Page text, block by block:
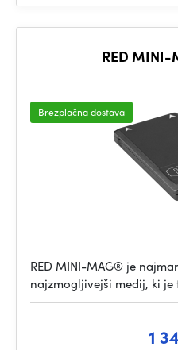
RED MINI-
Brezplačna dostava
RED MINI-MAG® je
najzmogljivejši medij, ki je
1